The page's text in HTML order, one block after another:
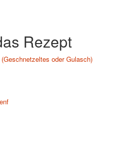
Rezept
oder Gulasch)